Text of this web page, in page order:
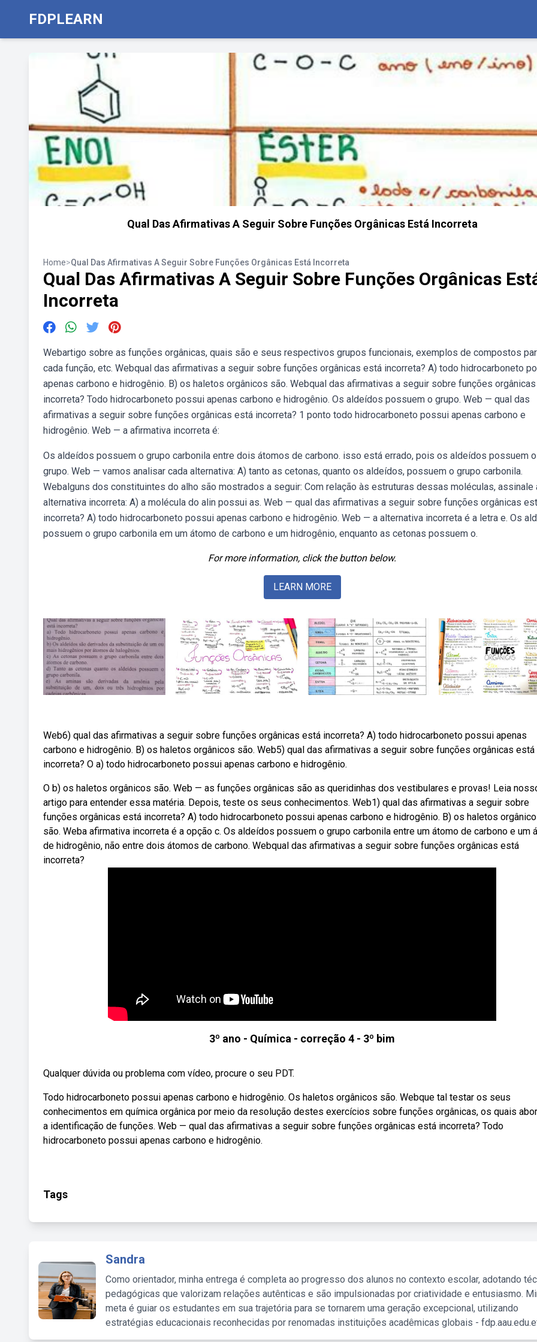
FDPLEARN
Qual Das Afirmativas A Seguir Sobre Funções Orgânicas Está Incorreta
Home>Qual Das Afirmativas A Seguir Sobre Funções Orgânicas Está Incorreta
Qual Das Afirmativas A Seguir Sobre Funções Orgânicas
Incorreta
Webartigo sobre as funções orgânicas, quais são e seus respectivos grupos funcionais, exemplos de compostos
cada função, etc. Webqual das afirmativas a seguir sobre funções orgânicas está incorreta? A) todo hidrocarboneto
apenas carbono e hidrogênio. B) os haletos orgânicos são. Webqual das afirmativas a seguir sobre funções
incorreta? Todo hidrocarboneto possui apenas carbono e hidrogênio. Os aldeídos possuem o grupo. Web — qual das
afirmativas a seguir sobre funções orgânicas está incorreta? 1 ponto todo hidrocarboneto possui apenas carbono e
hidrogênio. Web — a afirmativa incorreta é:
Os aldeídos possuem o grupo carbonila entre dois átomos de carbono. isso está errado, pois os aldeídos possuem o
grupo. Web — vamos analisar cada alternativa: A) tanto as cetonas, quanto os aldeídos, possuem o grupo carbonila.
Webalguns dos constituintes do alho são mostrados a seguir: Com relação às estruturas dessas moléculas, assinale
alternativa incorreta: A) a molécula do alin possui as. Web — qual das afirmativas a seguir sobre funções orgânicas
incorreta? A) todo hidrocarboneto possui apenas carbono e hidrogênio. Web — a alternativa incorreta é a letra e. Os
possuem o grupo carbonila em um átomo de carbono e um hidrogênio, enquanto as cetonas possuem o.
For more information, click the button below.
LEARN MORE
Web6) qual das afirmativas a seguir sobre funções orgânicas está incorreta? A) todo hidrocarboneto possui apenas
carbono e hidrogênio. B) os haletos orgânicos são. Web5) qual das afirmativas a seguir sobre funções orgânicas está
incorreta? O a) todo hidrocarboneto possui apenas carbono e hidrogênio.
O b) os haletos orgânicos são. Web — as funções orgânicas são as queridinhas dos vestibulares e provas! Leia
artigo para entender essa matéria. Depois, teste os seus conhecimentos. Web1) qual das afirmativas a seguir sobre
funções orgânicas está incorreta? A) todo hidrocarboneto possui apenas carbono e hidrogênio. B) os haletos
são. Weba afirmativa incorreta é a opção c. Os aldeídos possuem o grupo carbonila entre um átomo de carbono e um
de hidrogênio, não entre dois átomos de carbono. Webqual das afirmativas a seguir sobre funções orgânicas está
incorreta?
3º ano - Química - correção 4 - 3º bim
Qualquer dúvida ou problema com vídeo, procure o seu PDT.
Todo hidrocarboneto possui apenas carbono e hidrogênio. Os haletos orgânicos são. Webque tal testar os seus
conhecimentos em química orgânica por meio da resolução destes exercícios sobre funções orgânicas, os quais
a identificação de funções. Web — qual das afirmativas a seguir sobre funções orgânicas está incorreta? Todo
hidrocarboneto possui apenas carbono e hidrogênio.
Tags
Sandra
Como orientador, minha entrega é completa ao progresso dos alunos no contexto escolar, adotando
pedagógicas que valorizam relações autênticas e são impulsionadas por criatividade e entusiasmo.
meta é guiar os estudantes em sua trajetória para se tornarem uma geração excepcional, utilizando
estratégias educacionais reconhecidas por renomadas instituições acadêmicas globais -